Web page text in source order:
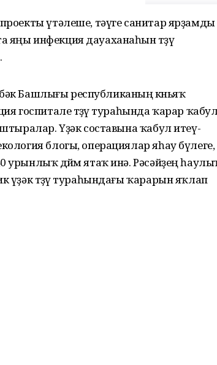
үтәлеше, тәүге санитар ярҙамды
инфекция дауаханаһын төҙөү
Башлығы республиканың көньяҡ
госпитале төҙөү тураһында ҡарар
Үҙәк составына ҡабул итеү-
блогы, операциялар яһау бүлеге,
дөйөм ятаҡ инә. Рәсәйҙең
төҙөү тураһындағы ҡарарын яҡлап